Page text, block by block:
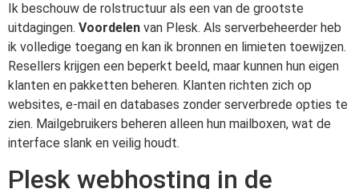
Ik beschouw de rolstructuur als een van de grootste
uitdagingen. Voordelen van Plesk. Als serverbeheerder heb
ik volledige toegang en kan ik bronnen en limieten toewijzen.
Resellers krijgen een beperkt beeld, maar kunnen hun eigen
klanten en pakketten beheren. Klanten richten zich op
websites, e-mail en databases zonder serverbrede opties te
zien. Mailgebruikers beheren alleen hun mailboxen, wat de
interface slank en veilig houdt.
Plesk webhosting in de